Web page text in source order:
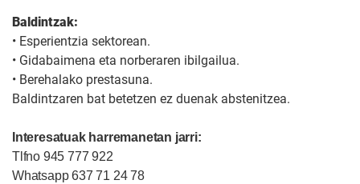
Baldintzak:
• Esperientzia sektorean.
• Gidabaimena eta norberaren ibilgailua.
• Berehalako prestasuna.
Baldintzaren bat betetzen ez duenak abstenitzea.
Interesatuak harremanetan jarri:
Tlfno 945 777 922
Whatsapp 637 71 24 78